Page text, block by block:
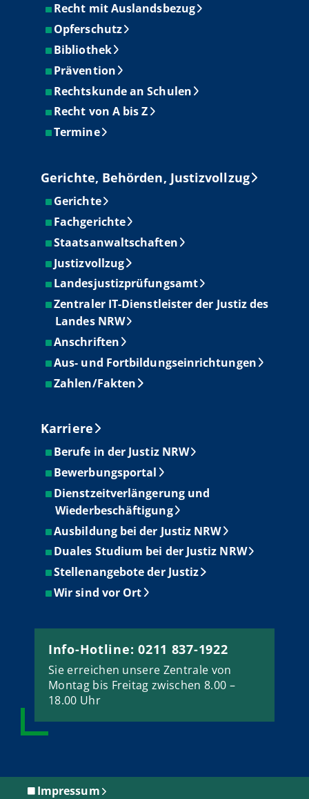
Recht mit Auslandsbezug
Opferschutz
Bibliothek
Prävention
Rechtskunde an Schulen
Recht von A bis Z
Termine
Gerichte, Behörden, Justizvollzug
Gerichte
Fachgerichte
Staatsanwaltschaften
Justizvollzug
Landesjustizprüfungsamt
Zentraler IT-Dienstleister der Justiz des
Landes NRW
Anschriften
Aus- und Fortbildungseinrichtungen
Zahlen/Fakten
Karriere
Berufe in der Justiz NRW
Bewerbungsportal
Dienstzeitverlängerung und
Wiederbeschäftigung
Ausbildung bei der Justiz NRW
Duales Studium bei der Justiz NRW
Stellenangebote der Justiz
Wir sind vor Ort
Info-Hotline: 0211 837-1922
Sie erreichen unsere Zentrale von
Montag bis Freitag zwischen 8.00 –
18.00 Uhr
Impressum